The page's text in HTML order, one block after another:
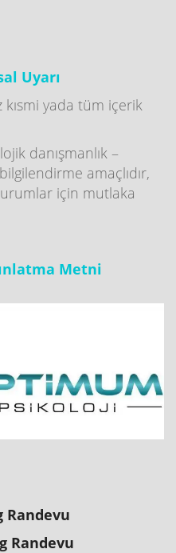
Uyarı
kısmi yada tüm içerik
danışmanlık –
amaçlıdır,
için mutlaka
Metni
Randevu
Randevu